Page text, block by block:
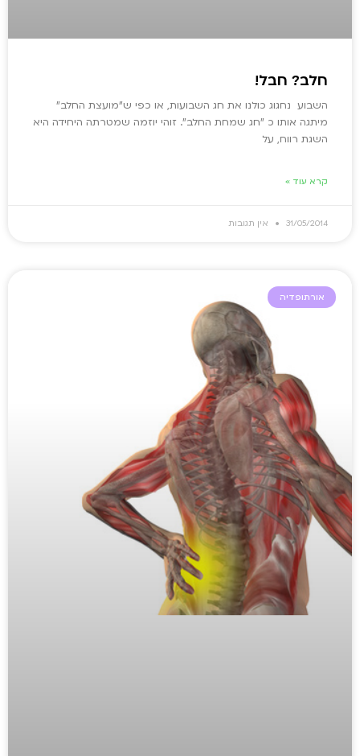
חלב? חבל!
השבוע נחגוג כולנו את חג השבועות, או כפי ש"מועצת החלב"
מיתגה אותו כ "חג שמחת החלב". זוהי יוזמה שמטרתה היחידה היא
השגת רווח, על
קרא עוד »
31/05/2014 אין תגובות
אורתופדיה